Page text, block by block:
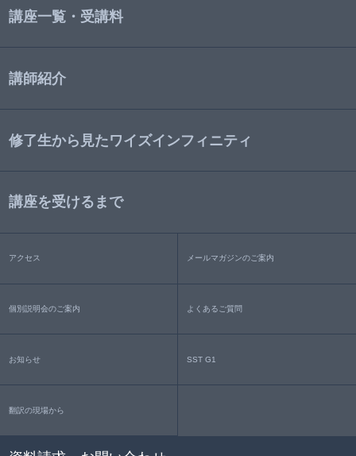
講座一覧・受講料
講師紹介
修了生から見たワイズインフィニティ
講座を受けるまで
アクセス メールマガジンのご案内
個別説明会のご案内 よくあるご質問
お知らせ SST G1
翻訳の現場から